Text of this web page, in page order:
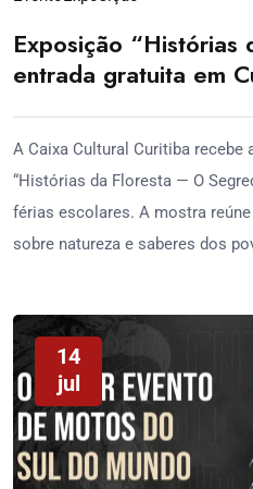
Exposição “Histórias
entrada gratuita em
A Caixa Cultural Curitiba recebe
“Histórias da Floresta — O
férias escolares. A mostra
sobre natureza e saberes dos
14
jul